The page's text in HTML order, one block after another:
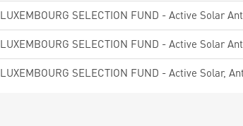
LUXEMBOURG SELECTION FUND - Active Solar
LUXEMBOURG SELECTION FUND - Active Solar
LUXEMBOURG SELECTION FUND - Active Solar,